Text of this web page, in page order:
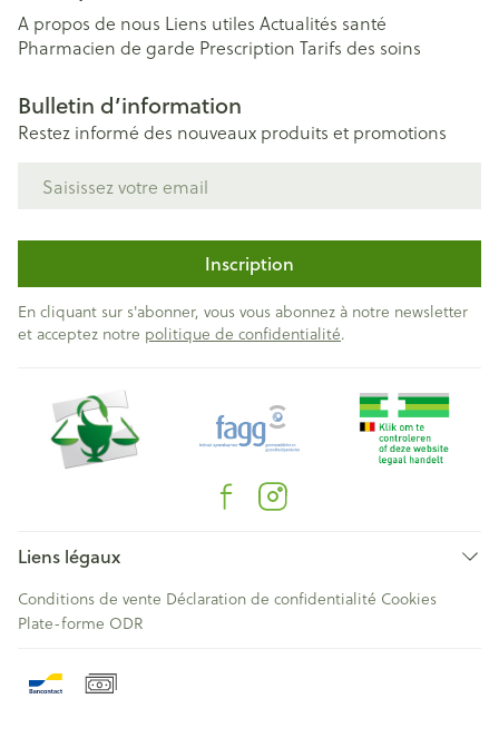
A propos de nous Liens utiles Actualités santé
Pharmacien de garde Prescription Tarifs des soins
Bulletin d’information
Restez informé des nouveaux produits et promotions
Inscription
En cliquant sur s'abonner, vous vous abonnez à notre newsletter
et acceptez notre politique de confidentialité.
Liens légaux
Conditions de vente Déclaration de confidentialité Cookies
Plate-forme ODR